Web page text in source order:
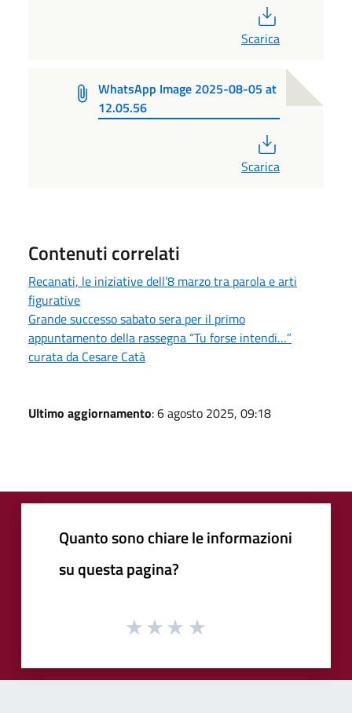
Scarica
WhatsApp Image 2025-08-05 at
12.05.56
Scarica
Contenuti correlati
Recanati, le iniziative dell’8 marzo tra parola e arti
figurative
Grande successo sabato sera per il primo
appuntamento della rassegna “Tu forse intendi…”
curata da Cesare Catà
Ultimo aggiornamento: 6 agosto 2025, 09:18
Quanto sono chiare le informazioni
su questa pagina?